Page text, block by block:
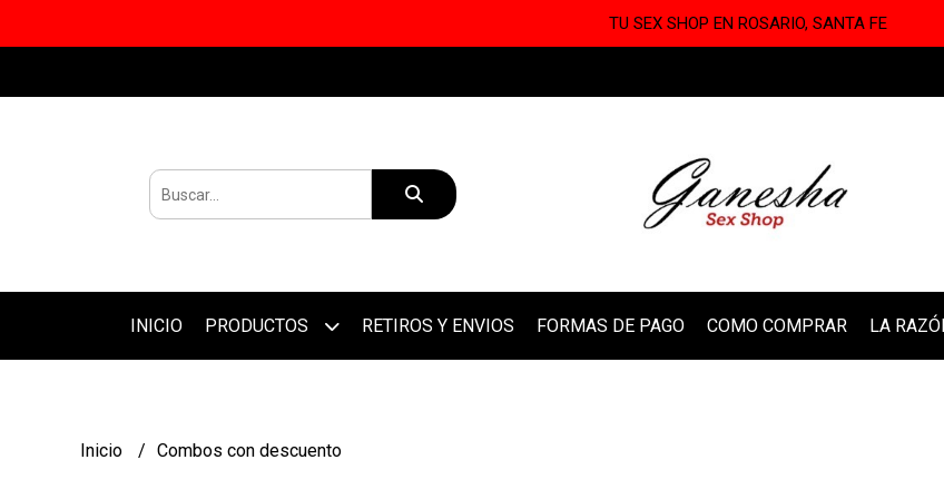
TU SEX SHOP EN ROSARIO, SANTA FE
INICIO PRODUCTOS RETIROS Y ENVIOS FORMAS DE PAGO COMO COMPRAR LA
Inicio Combos con descuento